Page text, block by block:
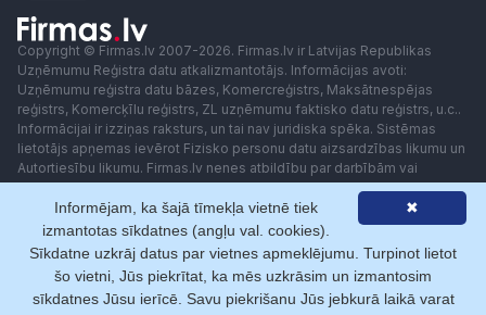
Copyright © Firmas.lv 2007-2026. Firmas.lv ir Latvijas Republikas
Uzņēmumu Reģistra datu atkalizmantotājs. Informācijas avoti:
Uzņēmumu reģistra datu bāzes, Komercreģistrs, Maksātnespējas
reģistrs, Komercķīlu reģistrs, ZL uzņēmumu faktisko datu reģistrs, u.c..
Informācijai ir izziņas raksturs, un tai nav juridiska spēka. Sistēmas
lietotājs apņemas ievērot Fizisko personu datu aizsardzības likumu un
Autortiesību likumu. Firmas.lv nenes atbildību par darbībām vai
lēmumiem, kas balstīti uz saņemto pakalpojumu. Lietotājam aizliegts
izmantot jebkādas automatizētas sistēmas vai iekārtas (robotus)
piekļuvei sistēmai bez rakstiskas saskaņošanas ar Firmas.lv. Galvenā
redaktore: Ingūna Pempere.
Lietošanas noteikumi
Privātuma politika Norēķini ar
✖
Informējam, ka šajā tīmekļa vietnē tiek
izmantotas sīkdatnes (angļu val. cookies).
Sīkdatne uzkrāj datus par vietnes apmeklējumu. Turpinot lietot
šo vietni, Jūs piekrītat, ka mēs uzkrāsim un izmantosim
sīkdatnes Jūsu ierīcē. Savu piekrišanu Jūs jebkurā laikā varat